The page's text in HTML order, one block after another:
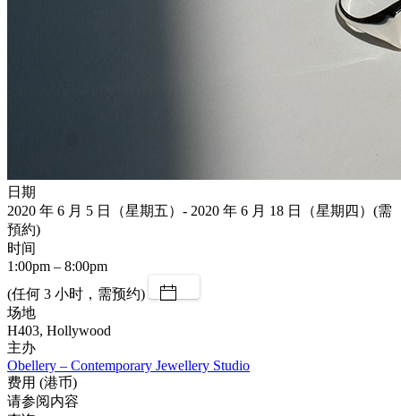
日期
2020 年 6 月 5 日（星期五）- 2020 年 6 月 18 日（星期四）(需
預約)
时间
1:00pm – 8:00pm
(任何 3 小时，需预约)
场地
H403, Hollywood
主办
Obellery – Contemporary Jewellery Studio
费用 (港币)
请参阅内容